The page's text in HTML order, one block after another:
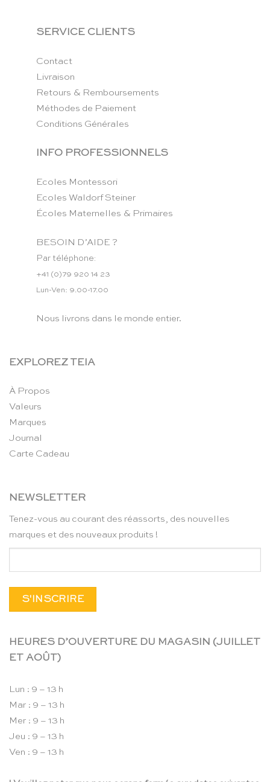
SERVICE CLIENTS
Contact
Livraison
Retours & Remboursements
Méthodes de Paiement
Conditions Générales
INFO PROFESSIONNELS
Ecoles Montessori
Ecoles Waldorf Steiner
Écoles Maternelles & Primaires
BESOIN D’AIDE ?
Par téléphone:
+41 (0)79 920 14 23
Lun-Ven: 9.00-17.00
Nous livrons dans le monde entier.
EXPLOREZ TEIA
À Propos
Valeurs
Marques
Journal
Carte Cadeau
NEWSLETTER
Tenez-vous au courant des réassorts, des nouvelles
marques et des nouveaux produits !
HEURES D’OUVERTURE DU MAGASIN (JUILLET
ET AOÛT)
Lun : 9 – 13 h
Mar : 9 – 13 h
Mer : 9 – 13 h
Jeu : 9 – 13 h
Ven : 9 – 13 h